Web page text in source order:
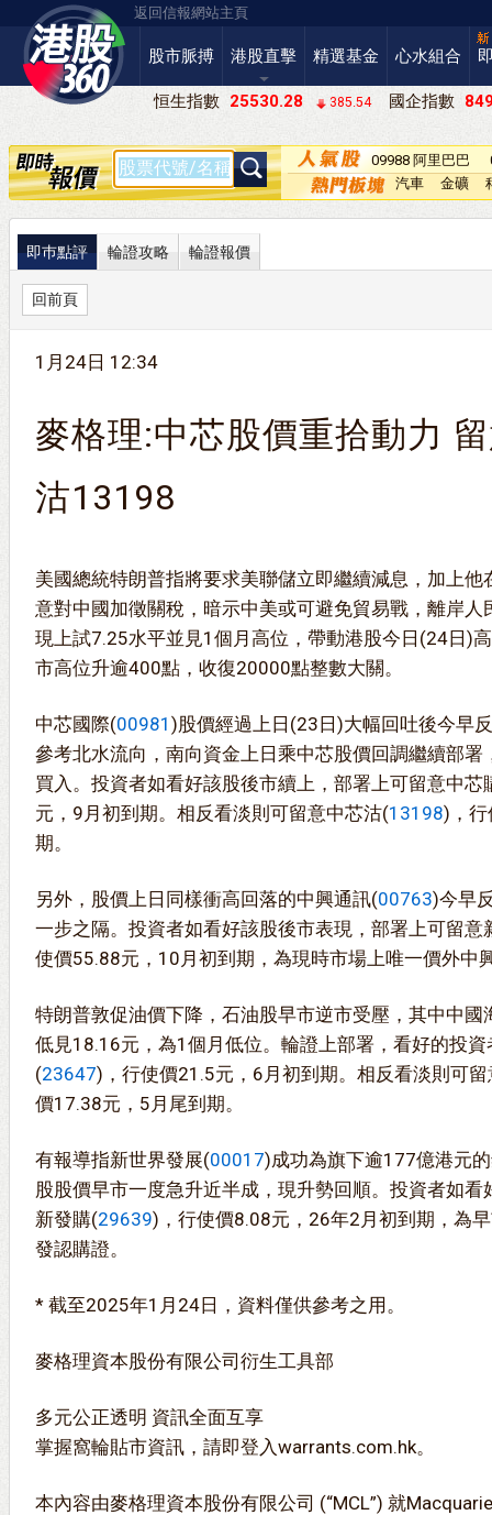
返回信報網站主頁
股市脈搏 港股直擊 精選基金 心水組合
恒生指數 25530.28 385.54 國企指數
09988 阿里巴巴
－Ｗ汽車
金礦
即巿點評 輪證攻略 輪證報價
回前頁
1月24日 12:34
麥格理:中芯股價重拾動力
沽13198
美國總統特朗普指將要求美聯儲立即繼續減息，加上他
意對中國加徵關稅，暗示中美或可避免貿易戰，離岸人
現上試7.25水平並見1個月高位，帶動港股今日(24日)
市高位升逾400點，收復20000點整數大關。
中芯國際(00981 )股價經過上日(23日)大幅回吐後今早
參考北水流向，南向資金上日乘中芯股價回調繼續部
買入。投資者如看好該股後市續上，部署上可留意中芯
元，9月初到期。相反看淡則可留意中芯沽(13198)，
期。
另外，股價上日同樣衝高回落的中興通訊(00763)今早
一步之隔。投資者如看好該股後市表現，部署上可留意
使價55.88元，10月初到期，為現時市場上唯一價外中
特朗普敦促油價下降，石油股早市逆市受壓，其中中國
低見18.16元，為1個月低位。輪證上部署，看好的投
(23647)，行使價21.5元，6月初到期。相反看淡則可
價17.38元，5月尾到期。
有報導指新世界發展(00017)成功為旗下逾177億港元
股股價早市一度急升近半成，現升勢回順。投資者如看
新發購(29639)，行使價8.08元，26年2月初到期，為
發認購證。
* 截至2025年1月24日，資料僅供參考之用。
麥格理資本股份有限公司衍生工具部
多元公正透明 資訊全面互享
掌握窩輪貼市資訊，請即登入warrants.com.hk。
本內容由麥格理資本股份有限公司 (“MCL”) 就